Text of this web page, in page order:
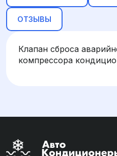
ОТЗЫВЫ
Клапан сброса
компрессора